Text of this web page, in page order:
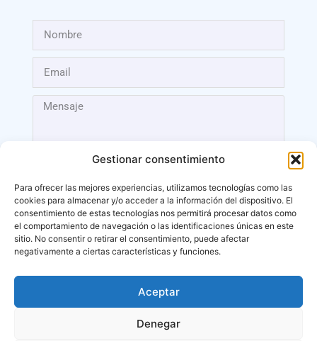
Gestionar consentimiento
Para ofrecer las mejores experiencias, utilizamos tecnologías como las
cookies para almacenar y/o acceder a la información del dispositivo. El
consentimiento de estas tecnologías nos permitirá procesar datos como
el comportamiento de navegación o las identificaciones únicas en este
sitio. No consentir o retirar el consentimiento, puede afectar
negativamente a ciertas características y funciones.
Aceptar
Denegar
Enviar
Málaga